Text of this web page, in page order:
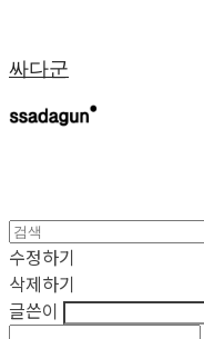
싸다군
수정하기
삭제하기
글쓴이